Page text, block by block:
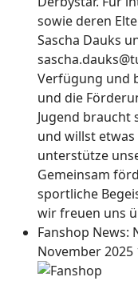
sowie deren
Sascha Dauks
Verfügung und
und die
Jugend braucht
und willst
unterstütze
Gemeinsam
sportliche
wir freuen uns
Fanshop News:
November 2025